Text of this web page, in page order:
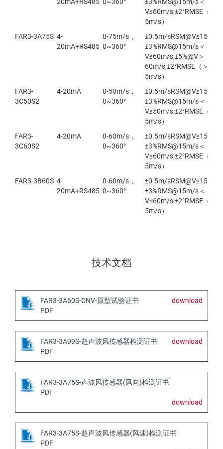
V≤60m/s;±2°RMSE（＞
5m/s）
FAR3-3A75S 4-
20mA+RS485
0-75m/s，
0~360°
±0.5m/sRSM@V≤15m/s;
±3%RMS@15m/s＜
V≤60m/s;±5%@V＞
60m/s;±2°RMSE（＞
5m/s）
FAR3-
3C50S2
4-20mA
0-50m/s，
0~360°
±0.5m/sRSM@V≤15m/s;
±3%RMS@15m/s＜
V≤50m/s;±2°RMSE（＞
5m/s）
FAR3-
3C60S2
4-20mA
0-60m/s，
0~360°
±0.5m/sRSM@V≤15m/s;
±3%RMS@15m/s＜
V≤60m/s;±2°RMSE（＞
5m/s）
FAR3-3B60S 4-
20mA+RS485
0-60m/s，
0~360°
±0.5m/sRSM@V≤15m/s;
±3%RMS@15m/s＜
V≤60m/s;±2°RMSE（＞
5m/s）
技术文档
FAR3-3A60S-DNV-原型试验证书
PDF
download
FAR3-3A99S-超声波风传感器检测证书
PDF
download
FAR3-3A75S-声波风传感器(风向)检测证书
PDF
download
FAR3-3A75S-超声波风传感器(风速)检测证书
PDF